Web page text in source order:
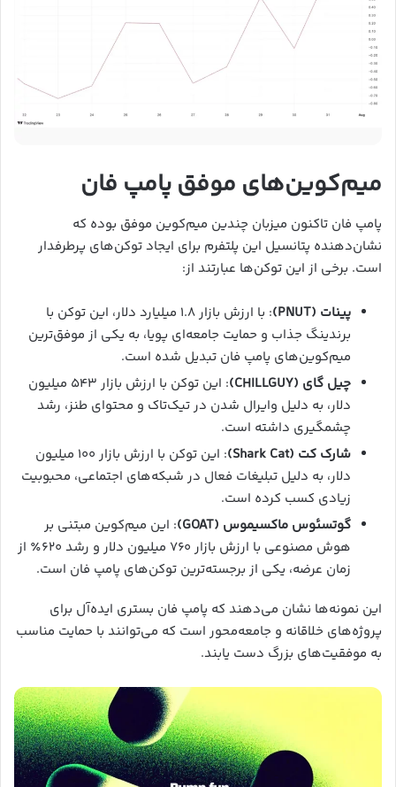
میم‌کوین‌های موفق پامپ فان
پامپ فان تاکنون میزبان چندین میم‌کوین موفق بوده که
نشان‌دهنده پتانسیل این پلتفرم برای ایجاد توکن‌های پرطرفدار
است. برخی از این توکن‌ها عبارتند از:
پینات (PNUT)
: با ارزش بازار ۱.۸ میلیارد دلار، این توکن با
برندینگ جذاب و حمایت جامعه‌ای پویا، به یکی از موفق‌ترین
میم‌کوین‌های پامپ فان تبدیل شده است.
چیل گای (CHILLGUY)
: این توکن با ارزش بازار ۵۴۳ میلیون
دلار، به دلیل وایرال شدن در تیک‌تاک و محتوای طنز، رشد
چشمگیری داشته است.
شارک کت (Shark Cat)
: این توکن با ارزش بازار ۱۰۰ میلیون
دلار، به دلیل تبلیغات فعال در شبکه‌های اجتماعی، محبوبیت
زیادی کسب کرده است.
گوتسئوس ماکسیموس (GOAT)
: این میم‌کوین مبتنی بر
هوش مصنوعی با ارزش بازار ۷۶۰ میلیون دلار و رشد ۶۲۰٪ از
زمان عرضه، یکی از برجسته‌ترین توکن‌های پامپ فان است.
این نمونه‌ها نشان می‌دهند که پامپ فان بستری ایده‌آل برای
پروژه‌های خلاقانه و جامعه‌محور است که می‌توانند با حمایت مناسب
به موفقیت‌های بزرگ دست یابند.